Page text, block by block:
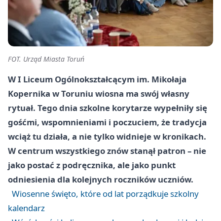
FOT. Urząd Miasta Toruń
W I Liceum Ogólnokształcącym im. Mikołaja
Kopernika w Toruniu wiosna ma swój własny
rytuał. Tego dnia szkolne korytarze wypełniły się
gośćmi, wspomnieniami i poczuciem, że tradycja
wciąż tu działa, a nie tylko widnieje w kronikach.
W centrum wszystkiego znów stanął patron – nie
jako postać z podręcznika, ale jako punkt
odniesienia dla kolejnych roczników uczniów.
Wiosenne święto, które od lat porządkuje szkolny
kalendarz